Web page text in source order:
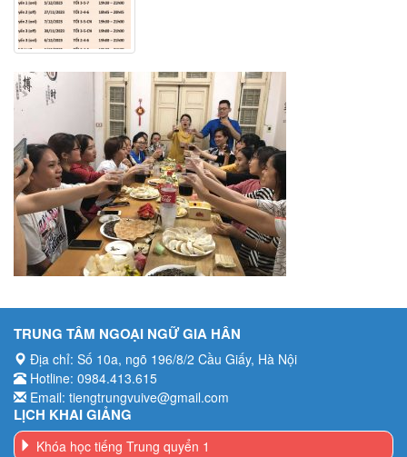
TRUNG TÂM NGOẠI NGỮ GIA HÂN
Địa chỉ: Số 10a, ngõ 196/8/2 Cầu Giấy, Hà Nội
Hotline: 0984.413.615
Email: tiengtrungvuive@gmail.com
LỊCH KHAI GIẢNG
Khóa học tiếng Trung quyển 1
Khóa học tiếng Trung quyển 2